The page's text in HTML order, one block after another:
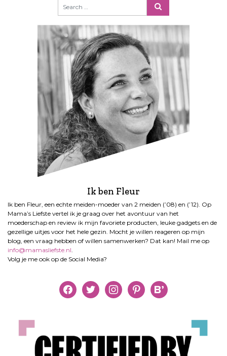
Ik ben Fleur
Ik ben Fleur, een echte meiden-moeder van 2 meiden (’08) en (’12). Op
Mama’s Liefste vertel ik je graag over het avontuur van het
moederschap en review ik mijn favoriete producten, leuke gadgets en de
gezellige uitjes voor het hele gezin. Mocht je willen reageren op mijn
blog, een vraag hebben of willen samenwerken? Dat kan! Mail me op
info@mamasliefste.nl.
Volg je me ook op de Social Media?
facebooktwitter instagrampinterestbloglovin